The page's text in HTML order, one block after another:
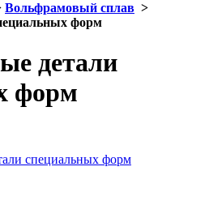
Вольфрамовый сплав >
форм
детали
форм